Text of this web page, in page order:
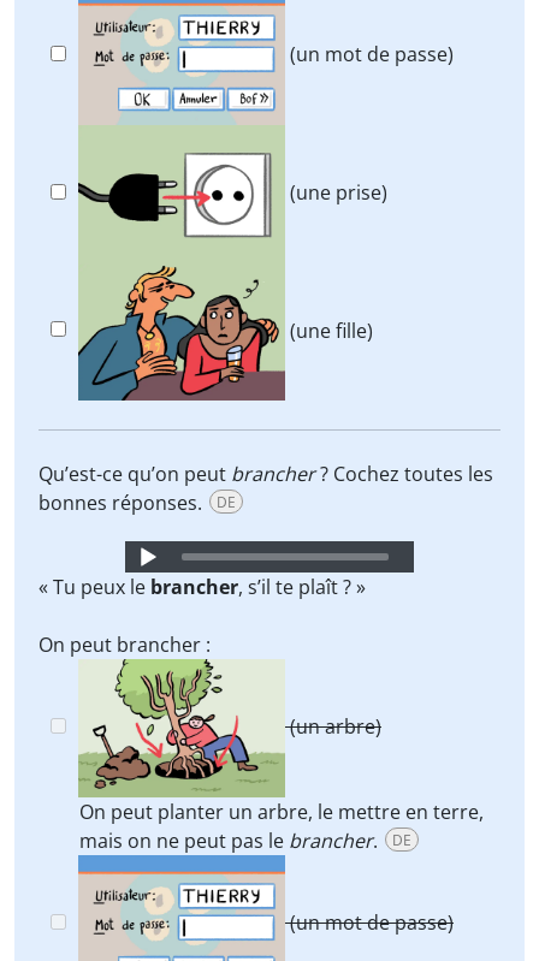
(un mot de passe)
(une prise)
(une fille)
Qu’est-ce qu’on peut brancher? Cochez toutes les
bonnes réponses.
DE
Audio
Player
« Tu peux le brancher, s’il te plaît ? »
On peut brancher :
(un arbre)
On peut planter un arbre, le mettre en terre,
mais on ne peut pas le brancher. DE
(un mot de passe)